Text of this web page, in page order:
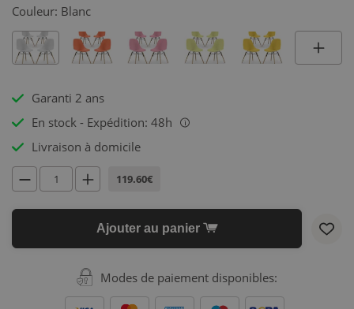
Couleur: Blanc
Garanti 2 ans
En stock - Expédition: 48h
i
Livraison à domicile
119.60€
Ajouter au panier
Modes de paiement disponibles: